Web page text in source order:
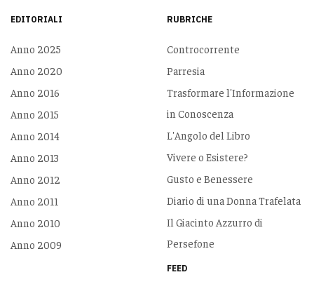
EDITORIALI
Anno 2025
Anno 2020
Anno 2016
Anno 2015
Anno 2014
Anno 2013
Anno 2012
Anno 2011
Anno 2010
Anno 2009
RUBRICHE
Controcorrente
Parresia
Trasformare l'Informazione
in Conoscenza
L'Angolo del Libro
Vivere o Esistere?
Gusto e Benessere
Diario di una Donna Trafelata
Il Giacinto Azzurro di
Persefone
FEED